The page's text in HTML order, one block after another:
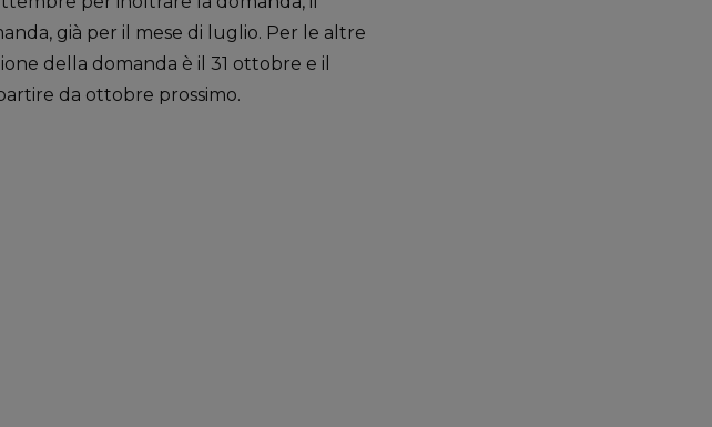
già per il mese di luglio. Per le altre
della domanda è il 31 ottobre e il
da ottobre prossimo.